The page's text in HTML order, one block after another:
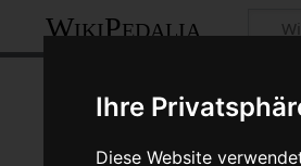
Ihre
Diese Website
WikiPedalia